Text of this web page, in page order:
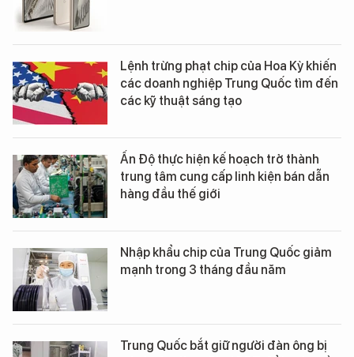
Lệnh trừng phạt chip của Hoa Kỳ khiến
các doanh nghiệp Trung Quốc tìm đến
các kỹ thuật sáng tạo
Ấn Độ thực hiện kế hoạch trở thành
trung tâm cung cấp linh kiện bán dẫn
hàng đầu thế giới
Nhập khẩu chip của Trung Quốc giảm
mạnh trong 3 tháng đầu năm
Trung Quốc bắt giữ người đàn ông bị